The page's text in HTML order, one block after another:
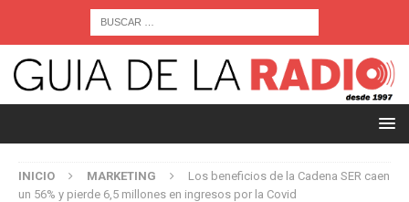
INICIO MARKETING
Los beneficios de la Cadena SER caen
un 56% y pierde 6,5 millones en ingresos por la Covid